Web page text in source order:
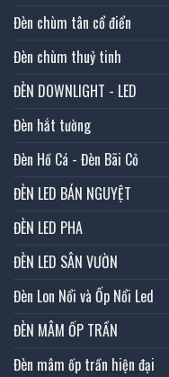
Đèn chùm tân cổ điển
Đèn chùm thuỷ tinh
ĐÈN DOWNLIGHT - LED
Đèn hắt tường
Đèn Hồ Cá - Đèn Bãi Cỏ
ĐÈN LED BÁN NGUYỆT
ĐÈN LED PHA
ĐÈN LED SÂN VƯỜN
Đèn Lon Nổi và Ốp Nổi Led
ĐÈN MÂM ỐP TRẦN
Đèn mâm ốp trần hiện đại